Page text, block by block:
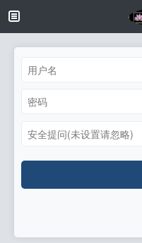
安全提问(未设置请忽略)